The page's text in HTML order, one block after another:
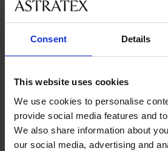
Consent Details
This website uses cookies
We use cookies to personalise
provide social media features and
We also share information about
our social media, advertising and
MEN-A
Dorota
Nejčastěji vybírané barvy
modrá
šedá černá zelená